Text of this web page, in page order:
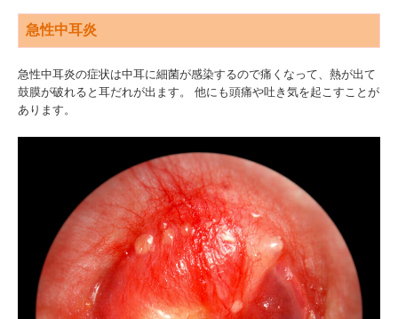
急性中耳炎
急性中耳炎の症状は中耳に細菌が感染するので痛くなって、熱が出て
鼓膜が破れると耳だれが出ます。 他にも頭痛や吐き気を起こすことが
あります。